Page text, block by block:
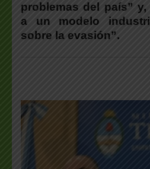
problemas del país”
a un modelo
sobre la evasión”.